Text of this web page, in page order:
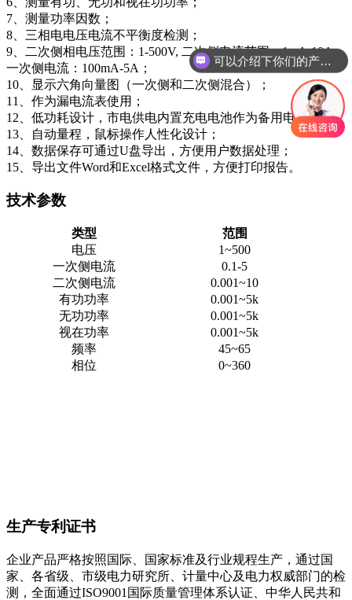
7、测量功率因数；
8、三相电电压电流不平衡度检测；
9、二次侧相电压范围：1-500V, 二次侧电流范围：1mA-10A，
一次侧电流：100mA-5A；
10、显示六角向量图（一次侧和二次侧混合）；
11、作为漏电流表使用；
12、低功耗设计，市电供电内置充电电池作为备用电源；
13、自动量程，鼠标操作人性化设计；
14、数据保存可通过U盘导出，方便用户数据处理；
15、导出文件Word和Excel格式文件，方便打印报告。
技术参数
类型
范围
电压
1~500
一次侧电流
0.1-5
二次侧电流
0.001~10
有功功率
0.001~5k
无功功率
0.001~5k
视在功率
0.001~5k
频率
45~65
相位
0~360
生产专利证书
企业产品严格按照国际、国家标准及行业规程生产，通过国
家、各省级、市级电力研究所、计量中心及电力权威部门的检
测，全面通过ISO9001国际质量管理体系认证、中华人民共和
可以介绍下你们的产品么